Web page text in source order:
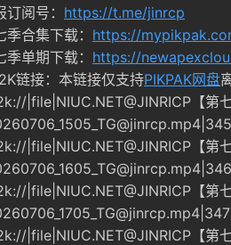
订阅号： https://t.me/jinrcp
季合集下载： https://
季单期下载： https://
链接：本链接仅支持PIKPAK网盘
|file|NIUC.NET@JINRICP【第七
|file|NIUC.NET@JINRICP【第七
|file|NIUC.NET@JINRICP【第七
|file|NIUC.NET@JINRICP【第七